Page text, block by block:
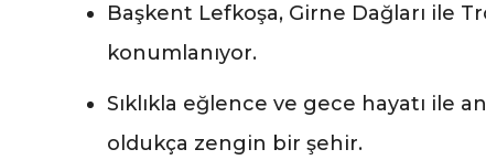
Başkent Lefkoşa, Girne Dağları ile
konumlanıyor.
Sıklıkla eğlence ve gece hayatı ile
oldukça zengin bir şehir.